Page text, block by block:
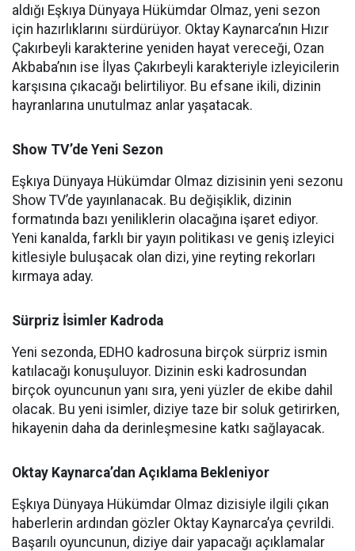
aldığı Eşkıya Dünyaya Hükümdar Olmaz, yeni sezon
için hazırlıklarını sürdürüyor. Oktay Kaynarca’nın Hızır
Çakırbeyli karakterine yeniden hayat vereceği, Ozan
Akbaba’nın ise İlyas Çakırbeyli karakteriyle izleyicilerin
karşısına çıkacağı belirtiliyor. Bu efsane ikili, dizinin
hayranlarına unutulmaz anlar yaşatacak.
Show TV’de Yeni Sezon
Eşkıya Dünyaya Hükümdar Olmaz dizisinin yeni sezonu
Show TV’de yayınlanacak. Bu değişiklik, dizinin
formatında bazı yeniliklerin olacağına işaret ediyor.
Yeni kanalda, farklı bir yayın politikası ve geniş izleyici
kitlesiyle buluşacak olan dizi, yine reyting rekorları
kırmaya aday.
Sürpriz İsimler Kadroda
Yeni sezonda, EDHO kadrosuna birçok sürpriz ismin
katılacağı konuşuluyor. Dizinin eski kadrosundan
birçok oyuncunun yanı sıra, yeni yüzler de ekibe dahil
olacak. Bu yeni isimler, diziye taze bir soluk getirirken,
hikayenin daha da derinleşmesine katkı sağlayacak.
Oktay Kaynarca’dan Açıklama Bekleniyor
Eşkıya Dünyaya Hükümdar Olmaz dizisiyle ilgili çıkan
haberlerin ardından gözler Oktay Kaynarca’ya çevrildi.
Başarılı oyuncunun, diziye dair yapacağı açıklamalar